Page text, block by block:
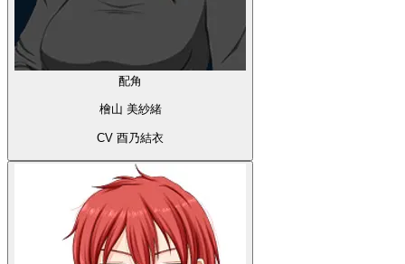
配角
檜山 美紗緒
CV 酉乃結衣